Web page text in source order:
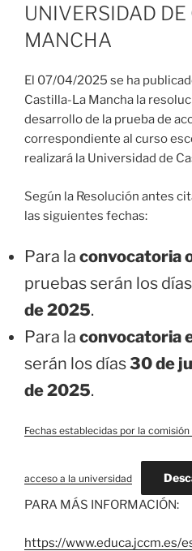
UNIVERSIDAD
MANCHA
El 07/04/2025 se ha
Castilla-La Mancha la
desarrollo de la prueba de
correspondiente al curso
realizará la Universidad de
Según la Resolución antes
las siguientes fechas:
Para la convocatoria
pruebas serán los días
de 2025.
Para la convocatoria
serán los días30 de
de 2025.
Fechas establecidas por la
acceso a la universidad
PARA MÁS INFORMACIÓN:
https://www.educa.jccm.es/